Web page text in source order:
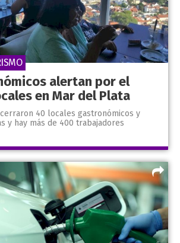
alertan por el
en Mar del Plata
40 locales gastronómicos y
y hay más de 400 trabajadores